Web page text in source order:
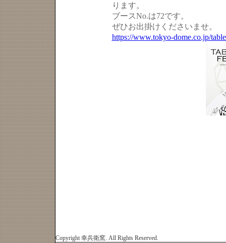
ります。
ブースNo.は72です。
ぜひお出掛けくださいませ。
https://www.tokyo-dome.co.jp/
Copyright 幸兵衛窯. All Rights Reserved.